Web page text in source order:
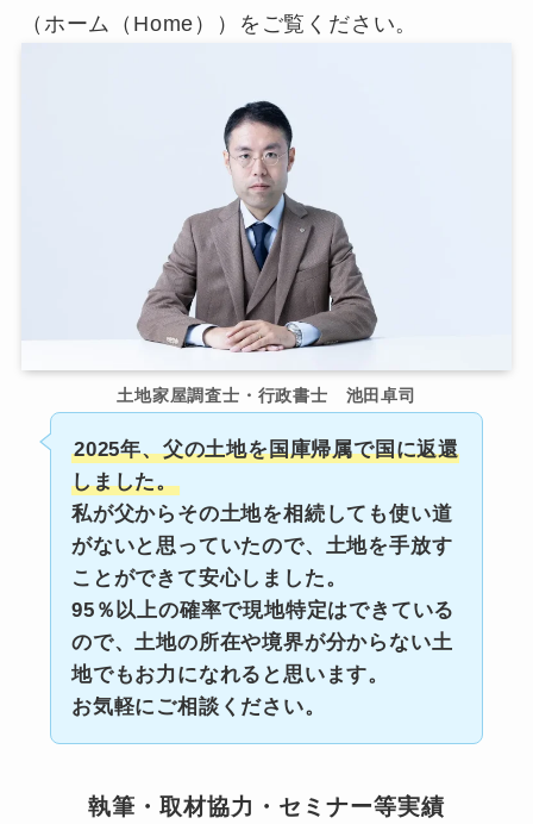
（ホーム（Home））をご覧ください。
土地家屋調査士・行政書士 池田卓司
2025年、父の土地を国庫帰属で国に返還
しました。
私が父からその土地を相続しても使い道
がないと思っていたので、土地を手放す
ことができて安心しました。
95％以上の確率で現地特定はできている
ので、土地の所在や境界が分からない土
地でもお力になれると思います。
お気軽にご相談ください。
執筆・取材協力・セミナー等実績